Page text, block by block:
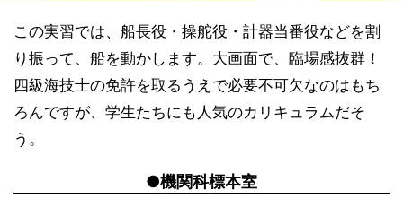
この実習では、船長役・操舵役・計器当番役などを割
り振って、船を動かします。大画面で、臨場感抜群！
四級海技士の免許を取るうえで必要不可欠なのはもち
ろんですが、学生たちにも人気のカリキュラムだそ
う。
●機関科標本室